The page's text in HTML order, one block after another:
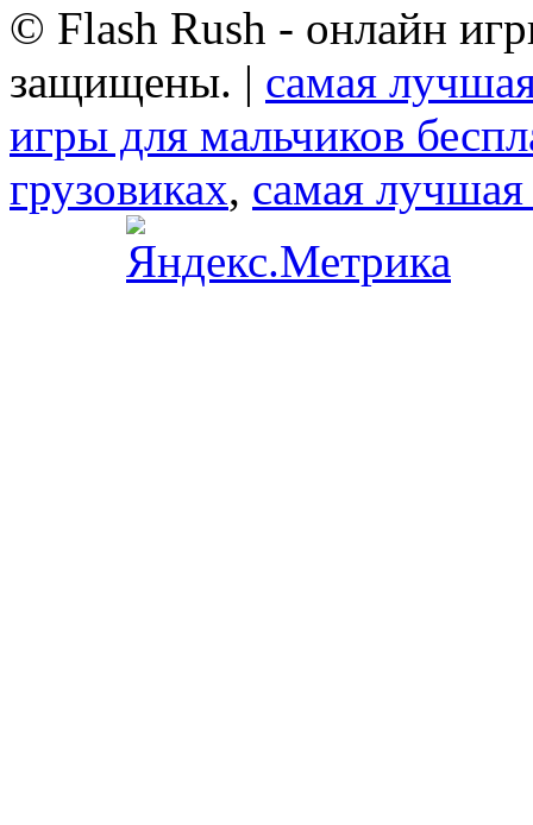
© Flash Rush - онлайн
защищены. | самая
игры для мальчиков
грузовиках, самая